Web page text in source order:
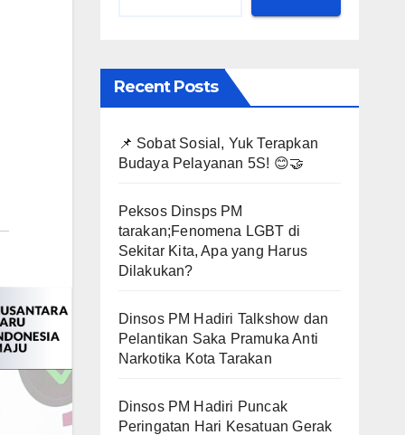
Recent Posts
📌 Sobat Sosial, Yuk Terapkan
Budaya Pelayanan 5S! 😊🤝
Peksos Dinsps PM
tarakan;Fenomena LGBT di
Sekitar Kita, Apa yang Harus
Dilakukan?
Dinsos PM Hadiri Talkshow dan
Pelantikan Saka Pramuka Anti
Narkotika Kota Tarakan
Dinsos PM Hadiri Puncak
Peringatan Hari Kesatuan Gerak